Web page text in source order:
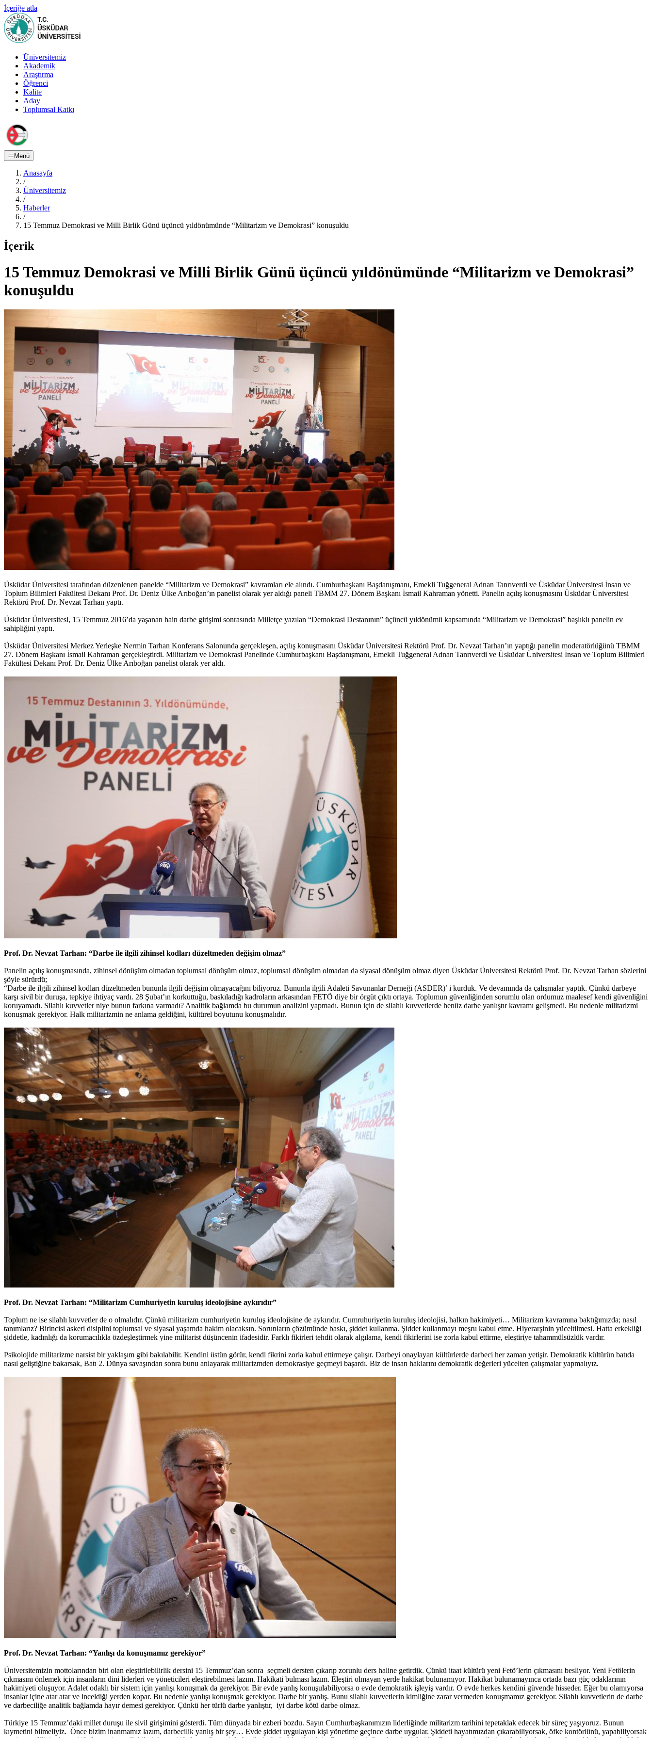
İçeriğe atla
Üniversitemiz
Akademik
Araştırma
Öğrenci
Kalite
Aday
Toplumsal Katkı
Menü
Anasayfa
/
Üniversitemiz
/
Haberler
/
15 Temmuz Demokrasi ve Milli Birlik Günü üçüncü yıldönümünde “Militarizm ve Demokrasi” konuşuldu
İçerik
15 Temmuz Demokrasi ve Milli Birlik Günü üçüncü yıldönümünde “Militarizm ve Demokrasi”
konuşuldu
Üsküdar Üniversitesi tarafından düzenlenen panelde “Militarizm ve Demokrasi” kavramları ele alındı. Cumhurbaşkanı Başdanışmanı, Emekli Tuğgeneral Adnan Tanrıverdi ve Üsküdar Üniversitesi İnsan ve
Toplum Bilimleri Fakültesi Dekanı Prof. Dr. Deniz Ülke Arıboğan’ın panelist olarak yer aldığı paneli TBMM 27. Dönem Başkanı İsmail Kahraman yönetti. Panelin açılış konuşmasını Üsküdar Üniversitesi
Rektörü Prof. Dr. Nevzat Tarhan yaptı.
Üsküdar Üniversitesi, 15 Temmuz 2016’da yaşanan hain darbe girişimi sonrasında Milletçe yazılan “Demokrasi Destanının” üçüncü yıldönümü kapsamında “Militarizm ve Demokrasi” başlıklı panelin ev
sahipliğini yaptı.
Üsküdar Üniversitesi Merkez Yerleşke Nermin Tarhan Konferans Salonunda gerçekleşen, açılış konuşmasını Üsküdar Üniversitesi Rektörü Prof. Dr. Nevzat Tarhan’ın yaptığı panelin moderatörlüğünü TBMM
27. Dönem Başkanı İsmail Kahraman gerçekleştirdi. Militarizm ve Demokrasi Panelinde Cumhurbaşkanı Başdanışmanı, Emekli Tuğgeneral Adnan Tanrıverdi ve Üsküdar Üniversitesi İnsan ve Toplum Bilimleri
Fakültesi Dekanı Prof. Dr. Deniz Ülke Arıboğan panelist olarak yer aldı.
Prof. Dr. Nevzat Tarhan: “Darbe ile ilgili zihinsel kodları düzeltmeden değişim olmaz”
Panelin açılış konuşmasında, zihinsel dönüşüm olmadan toplumsal dönüşüm olmaz, toplumsal dönüşüm olmadan da siyasal dönüşüm olmaz diyen Üsküdar Üniversitesi Rektörü Prof. Dr. Nevzat Tarhan sözlerini
şöyle sürürdü;
“Darbe ile ilgili zihinsel kodları düzeltmeden bununla ilgili değişim olmayacağını biliyoruz. Bununla ilgili Adaleti Savunanlar Derneği (ASDER)’ i kurduk. Ve devamında da çalışmalar yaptık. Çünkü darbeye
karşı sivil bir duruşa, tepkiye ihtiyaç vardı. 28 Şubat’ın korkuttuğu, baskıladığı kadroların arkasından FETÖ diye bir örgüt çıktı ortaya. Toplumun güvenliğinden sorumlu olan ordumuz maalesef kendi güvenliğini
koruyamadı. Silahlı kuvvetler niye bunun farkına varmadı? Analitik bağlamda bu durumun analizini yapmadı. Bunun için de silahlı kuvvetlerde henüz darbe yanlıştır kavramı gelişmedi. Bu nedenle militarizmi
konuşmak gerekiyor. Halk militarizmin ne anlama geldiğini, kültürel boyutunu konuşmalıdır.
Prof. Dr. Nevzat Tarhan: “Militarizm Cumhuriyetin kuruluş ideolojisine aykırıdır”
Toplum ne ise silahlı kuvvetler de o olmalıdır. Çünkü militarizm cumhuriyetin kuruluş ideolojisine de aykırıdır. Cumruhuriyetin kuruluş ideolojisi, halkın hakimiyeti… Militarizm kavramına baktığımızda; nasıl
tanımlarız? Birincisi askeri disiplini toplumsal ve siyasal yaşamda hakim olacaksın. Sorunların çözümünde baskı, şiddet kullanma. Şiddet kullanmayı meşru kabul etme. Hiyerarşinin yüceltilmesi. Hatta erkekliği
şiddetle, kadınlığı da korumacılıkla özdeşleştirmek yine militarist düşüncenin ifadesidir. Farklı fikirleri tehdit olarak algılama, kendi fikirlerini ise zorla kabul ettirme, eleştiriye tahammülsüzlük vardır.
Psikolojide militarizme narsist bir yaklaşım gibi bakılabilir. Kendini üstün görür, kendi fikrini zorla kabul ettirmeye çalışır. Darbeyi onaylayan kültürlerde darbeci her zaman yetişir. Demokratik kültürün batıda
nasıl geliştiğine bakarsak, Batı 2. Dünya savaşından sonra bunu anlayarak militarizmden demokrasiye geçmeyi başardı. Biz de insan haklarını demokratik değerleri yücelten çalışmalar yapmalıyız.
Prof. Dr. Nevzat Tarhan: “Yanlışı da konuşmamız gerekiyor”
Üniversitemizin mottolarından biri olan eleştirilebilirlik dersini 15 Temmuz’dan sonra seçmeli dersten çıkarıp zorunlu ders haline getirdik. Çünkü itaat kültürü yeni Fetö’lerin çıkmasını besliyor. Yeni Fetölerin
çıkmasını önlemek için insanların dini liderleri ve yöneticileri eleştirebilmesi lazım. Hakikati bulması lazım. Eleştiri olmayan yerde hakikat bulunamıyor. Hakikat bulunamayınca ortada bazı güç odaklarının
hakimiyeti oluşuyor. Adalet odaklı bir sistem için yanlışı konuşmak da gerekiyor. Bir evde yanlış konuşulabiliyorsa o evde demokratik işleyiş vardır. O evde herkes kendini güvende hisseder. Eğer bu olamıyorsa
insanlar içine atar atar ve inceldiği yerden kopar. Bu nedenle yanlışı konuşmak gerekiyor. Darbe bir yanlış. Bunu silahlı kuvvetlerin kimliğine zarar vermeden konuşmamız gerekiyor. Silahlı kuvvetlerin de darbe
ve darbeciliğe analitik bağlamda hayır demesi gerekiyor. Çünkü her türlü darbe yanlıştır, iyi darbe kötü darbe olmaz.
Türkiye 15 Temmuz’daki millet duruşu ile sivil girişimini gösterdi. Tüm dünyada bir ezberi bozdu. Sayın Cumhurbaşkanımızın liderliğinde militarizm tarihini tepetaklak edecek bir süreç yaşıyoruz. Bunun
kıymetini bilmeliyiz. Önce bizim inanmamız lazım, darbecilik yanlış bir şey… Evde şiddet uygulayan kişi yönetime geçince darbe uygular. Şiddeti hayatımızdan çıkarabiliyorsak, öfke kontörlünü, yapabiliyorsak